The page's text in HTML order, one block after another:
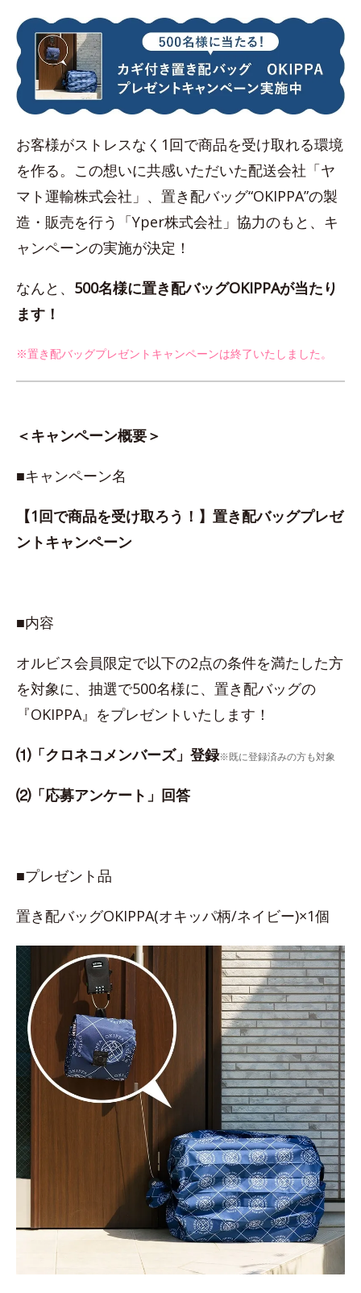
お客様がストレスなく1回で商品を受け取れる環境
を作る。この想いに共感いただいた配送会社「ヤ
マト運輸株式会社」、置き配バッグ“OKIPPA”の製
造・販売を行う「Yper株式会社」協力のもと、キ
ャンペーンの実施が決定！
なんと、 500名様に置き配バッグOKIPPAが当たり
ます！
※置き配バッグプレゼントキャンペーンは終了いたしました。
＜キャンペーン概要＞
■キャンペーン名
【1回で商品を受け取ろう！】置き配バッグプレゼ
ントキャンペーン
■内容
オルビス会員限定で以下の2点の条件を満たした方
を対象に、抽選で500名様に、置き配バッグの
『OKIPPA』をプレゼントいたします！
⑴「クロネコメンバーズ」登録※既に登録済みの方も対象
⑵「応募アンケート」回答
■プレゼント品
置き配バッグOKIPPA(オキッパ柄/ネイビー)×1個